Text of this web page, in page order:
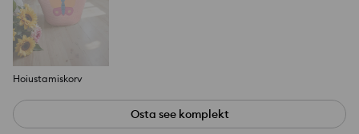
Hoiustamiskorv
Osta see komplekt